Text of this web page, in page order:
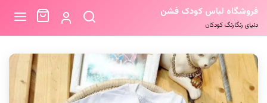
فروشگاه لباس کودک فشن
دنیای رنگارنگ کودکان